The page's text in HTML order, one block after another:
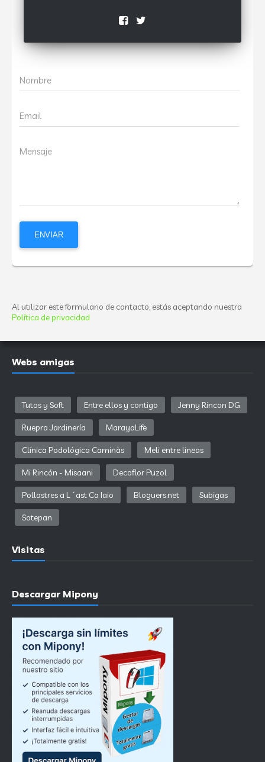
Nombre
Email
Mensaje
Al utilizar este formulario de contacto, estás aceptando nuestra
Política de privacidad
Webs amigas
Tutos y Soft Entre ellos y contigo Jenny Rincon DG
Ruepra Jardinería MarayaLife
Clínica Podológica Caminàs Meli entre lineas
Mi Rincón - Misaani Decoflor Puzol
Pollastres a L´ast Ca Iaio Bloguers.net Subigas
Sotepan
Visitas
Descargar Mipony